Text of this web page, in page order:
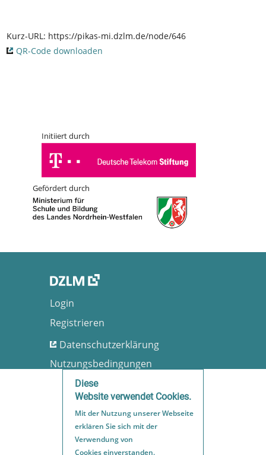
Kurz-URL: https://pikas-mi.dzlm.de/node/646
QR-Code downloaden
Initiiert durch
Gefördert durch
Login
Registrieren
Datenschutzerklärung
Nutzungsbedingungen
Barrierefreiheit
Impressum
Sitemap
Diese
Website verwendet Cookies.
Mit der Nutzung unserer Webseite
erklären Sie sich mit der
Verwendung von
Cookies einverstanden.